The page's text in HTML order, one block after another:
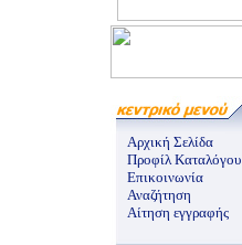
Αρχική Σελίδα
Προφίλ Καταλόγου
Επικοινωνία
Αναζήτηση
Αίτηση εγγραφής